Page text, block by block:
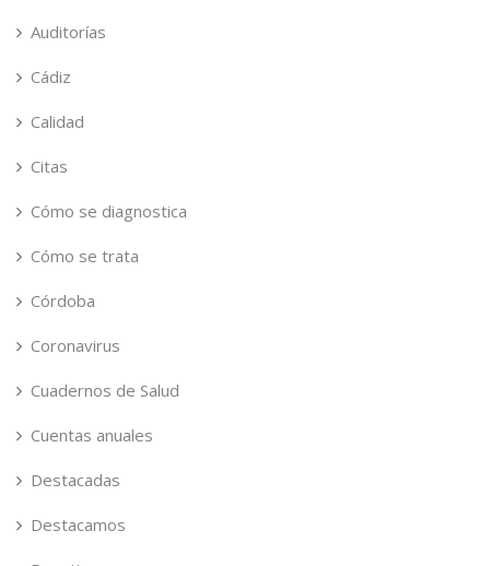
Auditorías
Cádiz
Calidad
Citas
Cómo se diagnostica
Cómo se trata
Córdoba
Coronavirus
Cuadernos de Salud
Cuentas anuales
Destacadas
Destacamos